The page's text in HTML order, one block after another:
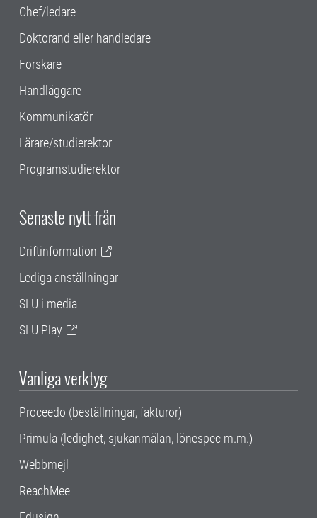
Chef/ledare
Doktorand eller handledare
Forskare
Handläggare
Kommunikatör
Lärare/studierektor
Programstudierektor
Senaste nytt från
Driftinformation
Lediga anställningar
SLU i media
SLU Play
Vanliga verktyg
Proceedo (beställningar, fakturor)
Primula (ledighet, sjukanmälan, lönespec m.m.)
Webbmejl
ReachMee